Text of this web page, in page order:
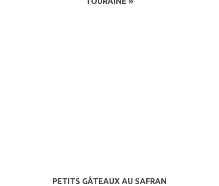
PETITS GÂTEAUX AU SAFRAN